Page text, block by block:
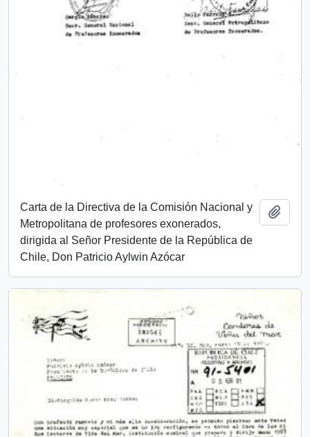
Carta de la Directiva de la Comisión Nacional y
Metropolitana de profesores exonerados,
dirigida al Señor Presidente de la República de
Chile, Don Patricio Aylwin Azócar